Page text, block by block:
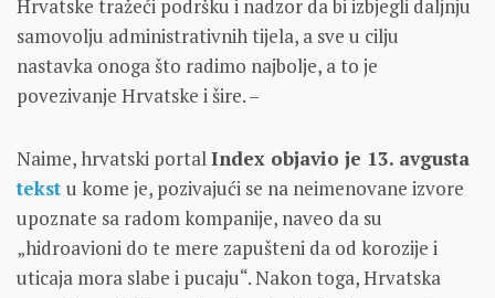
Hrvatske tražeći podršku i nadzor da bi izbjegli daljnju
samovolju administrativnih tijela, a sve u cilju
nastavka onoga što radimo najbolje, a to je
povezivanje Hrvatske i šire. –
Naime, hrvatski portalIndex objavio je 13. avgusta
tekst u kome je, pozivajući se na neimenovane izvore
upoznate sa radom kompanije, naveo da su
„hidroavioni do te mere zapušteni da od korozije i
uticaja mora slabe i pucaju“. Nakon toga, Hrvatska